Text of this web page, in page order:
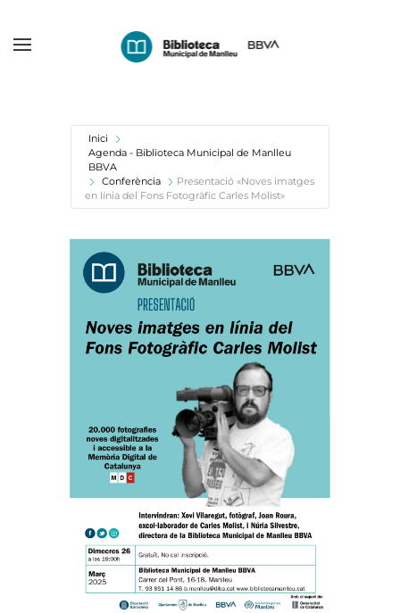
Inici
Agenda - Biblioteca Municipal de Manlleu
BBVA
Conferència
Presentació «Noves imatges
en línia del Fons Fotogràfic Carles Molist»